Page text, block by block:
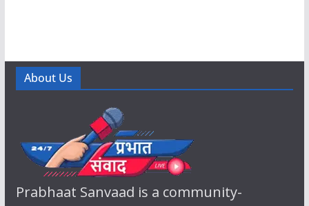
About Us
Prabhaat Sanvaad is a community-